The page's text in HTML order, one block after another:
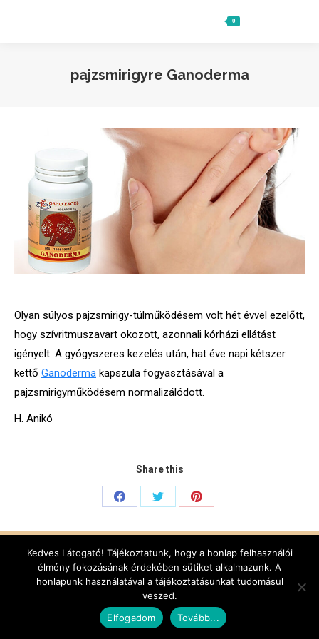
0
pajzsmirigyre Ganoderma
Olyan súlyos pajzsmirigy-túlműködésem volt hét évvel ezelőtt,
hogy szívritmuszavart okozott, azonnali kórházi ellátást
igényelt. A gyógyszeres kezelés után, hat éve napi kétszer
kettő Ganoderma kapszula fogyasztásával a
pajzsmirigyműködésem normalizálódott.
H. Anikó
Share this
Share
Facebook
Share
Twitter
Share
Pinterest
+36-20-420-83-42
info@ganoexcel.hu
Kedves Látogató! Tájékoztatunk, hogy a honlap felhasználói
élmény fokozásának érdekében sütiket alkalmazunk. A
honlapunk használatával a tájékoztatásunkat tudomásul
veszed.
Elfogadom
Tovább...